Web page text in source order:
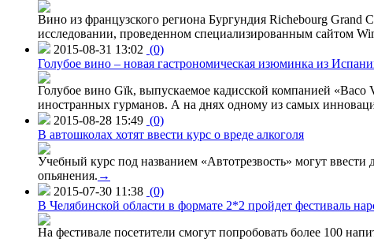
Вино из французского региона Бургундия Richebourg Grand
исследовании, проведенном специализированным сайтом
2015-08-31 13:02 (0)
Голубое вино – новая гастрономическая изюминка из
Голубое вино Gïk, выпускаемое кадисской компанией «Baco
иностранных гурманов. А на днях одному из самых
2015-08-28 15:49 (0)
В автошколах хотят ввести курс о вреде алкоголя
Учебный курс под названием «Автотрезвость» могут
опьянения. →
2015-07-30 11:38 (0)
В Челябинской области в формате 2*2 пройдет фестиваль
На фестивале посетители смогут попробовать более 100